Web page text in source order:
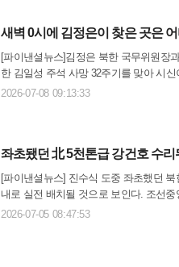
새벽 0시에 김정은이 찾은 곳은
[파이낸셜뉴스]김정은 북한 국무위원장
한 김일성 주석 사망 32주기를 맞아 시
김 위원장과 북한 내각과 군 간부들이
2026-07-08 09:13:33
좌초됐던 北 5천톤급 강건호 수
[파이낸셜뉴스] 진수식 도중 좌초했던
내로 실전 배치될 것으로 보인다. 조선
순항미사일 시험발사와 함상포 및 자동
2026-07-05 08:47:53